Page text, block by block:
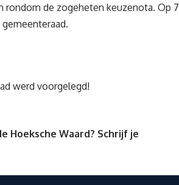
de zogeheten keuzenota. Op 7
werd voorgelegd!
Hoeksche Waard? Schrijf je